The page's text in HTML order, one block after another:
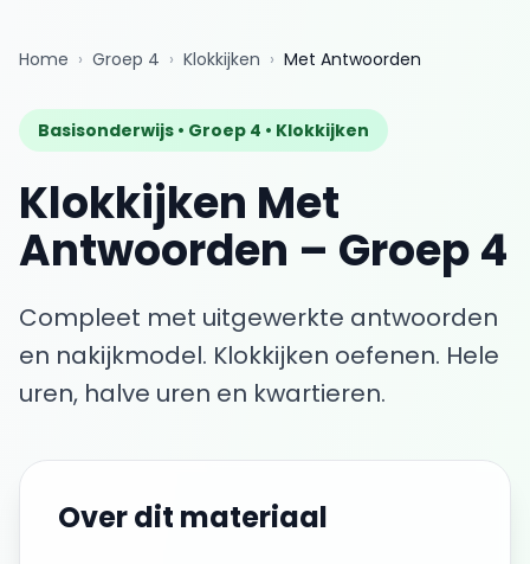
Home › Groep 4 › Klokkijken › Met Antwoorden
Basisonderwijs • Groep 4 • Klokkijken
Klokkijken Met
Antwoorden – Groep 4
Compleet met uitgewerkte antwoorden
en nakijkmodel. Klokkijken oefenen. Hele
uren, halve uren en kwartieren.
Over dit materiaal